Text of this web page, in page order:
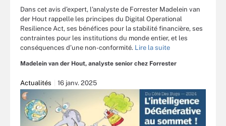
Dans cet avis d’expert, l’analyste de Forrester Madelein van
der Hout rappelle les principes du Digital Operational
Resilience Act, ses bénéfices pour la stabilité financière, ses
contraintes pour les institutions du monde entier, et les
conséquences d’une non-conformité. Lire la suite
Madelein van der Hout, analyste senior chez Forrester
Actualités 16 janv. 2025